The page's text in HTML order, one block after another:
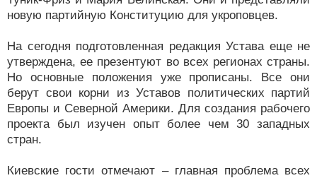
новую партийную Конституцию для укроповцев.
На сегодня подготовленная редакция Устава еще не
утверждена, ее презентуют во всех регионах страны.
Но основные положения уже прописаны. Все они
берут свои корни из Уставов политических партий
Европы и Северной Америки. Для создания рабочего
проекта был изучен опыт более чем 30 западных
стран.
Киевские гости отмечают – главная проблема всех